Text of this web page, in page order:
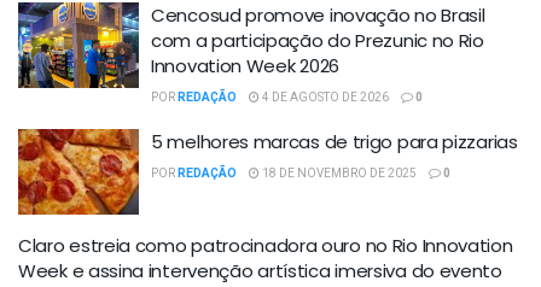
Cencosud promove inovação no Brasil
com a participação do Prezunic no Rio
Innovation Week 2026
PORREDAÇÃO 4 DE AGOSTO DE 2026 0
5 melhores marcas de trigo para pizzarias
PORREDAÇÃO 18 DE NOVEMBRO DE 2025 0
Claro estreia como patrocinadora ouro no Rio Innovation
Week e assina intervenção artística imersiva do evento